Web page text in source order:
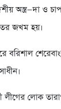
অস্ত্র—দা ও
জখম হয়।
বরিশাল
লোক